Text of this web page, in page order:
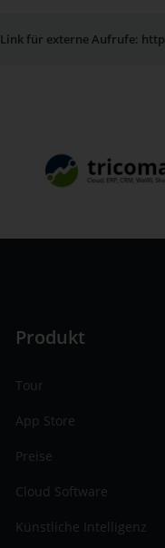
Link für externe Aufrufe:
Produkt
Tour
App Store
Preise
Cloud Software
Künstliche Intelligenz